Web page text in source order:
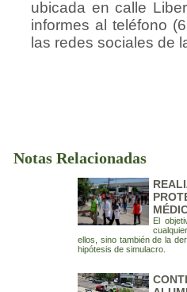
ubicada en calle
informes al teléfono
las redes sociales de
Notas Relacionadas
El
ellos, sino también de la
hipótesis de simulacro.